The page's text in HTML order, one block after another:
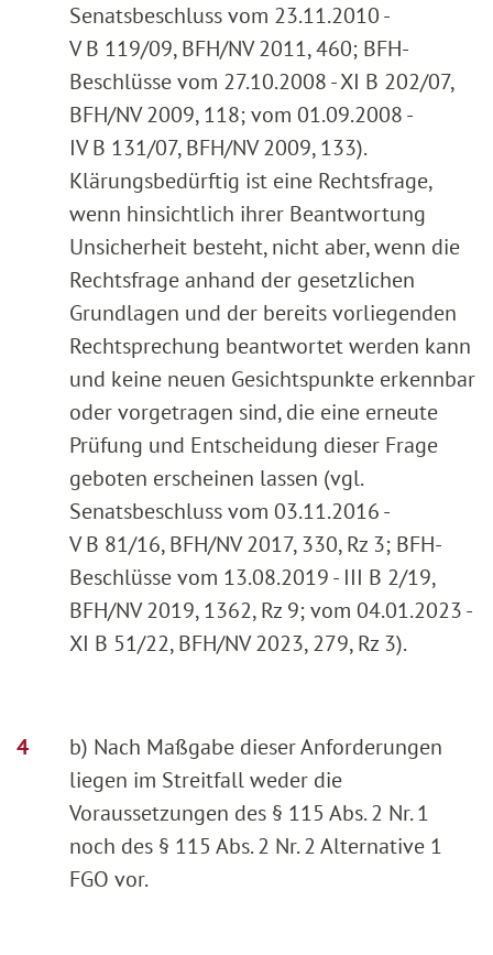
Senatsbeschluss vom 23.11.2010 -
V B 119/09, BFH/NV 2011, 460; BFH-
Beschlüsse vom 27.10.2008 - XI B 202/07,
BFH/NV 2009, 118; vom 01.09.2008 -
IV B 131/07, BFH/NV 2009, 133).
Klärungsbedürftig ist eine Rechtsfrage,
wenn hinsichtlich ihrer Beantwortung
Unsicherheit besteht, nicht aber, wenn die
Rechtsfrage anhand der gesetzlichen
Grundlagen und der bereits vorliegenden
Rechtsprechung beantwortet werden kann
und keine neuen Gesichtspunkte erkennbar
oder vorgetragen sind, die eine erneute
Prüfung und Entscheidung dieser Frage
geboten erscheinen lassen (vgl.
Senatsbeschluss vom 03.11.2016 -
V B 81/16, BFH/NV 2017, 330, Rz 3; BFH-
Beschlüsse vom 13.08.2019 - III B 2/19,
BFH/NV 2019, 1362, Rz 9; vom 04.01.2023 -
XI B 51/22, BFH/NV 2023, 279, Rz 3).
b) Nach Maßgabe dieser Anforderungen
liegen im Streitfall weder die
Voraussetzungen des § 115 Abs. 2 Nr. 1
noch des § 115 Abs. 2 Nr. 2 Alternative 1
FGO vor.